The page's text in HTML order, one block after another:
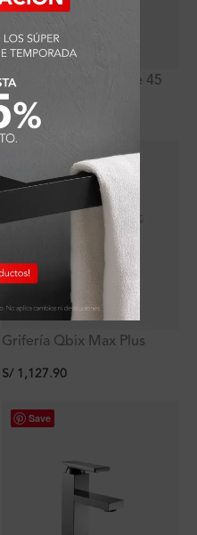
LIQUIDACIÓN
Toallero Polux Plus de 45
cm
S/ 80.50
Grifería Qbix Max Plus
S/1,127.90
Save